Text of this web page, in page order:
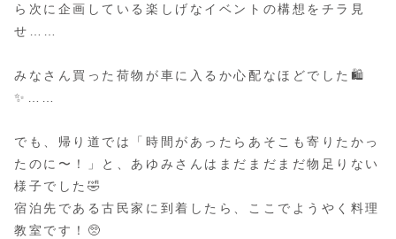
ら次に企画している楽しげなイベントの構想をチラ見
せ……
みなさん買った荷物が車に入るか心配なほどでした🛍
✨……
でも、帰り道では「時間があったらあそこも寄りたかっ
たのに〜！」と、あゆみさんはまだまだまだ物足りない
様子でした🤣
宿泊先である古民家に到着したら、ここでようやく料理
教室です！🥺